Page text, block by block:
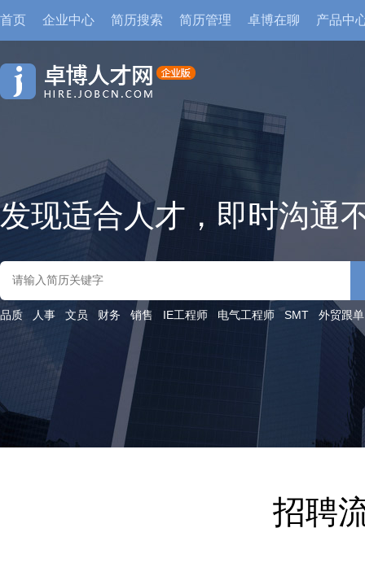
首页 企业中心 简历搜索 简历管理 卓博在聊 产品中
发现适合人才，即时沟通
品质 人事 文员 财务 销售 IE工程师 电气工程师 SMT 外贸跟单
招聘